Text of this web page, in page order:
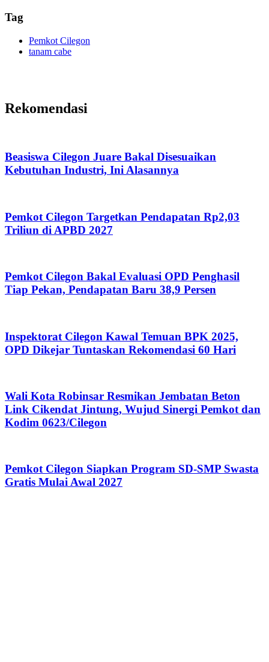
Tag
Pemkot Cilegon
tanam cabe
Rekomendasi
Beasiswa Cilegon Juare Bakal Disesuaikan
Kebutuhan Industri, Ini Alasannya
Pemkot Cilegon Targetkan Pendapatan Rp2,03
Triliun di APBD 2027
Pemkot Cilegon Bakal Evaluasi OPD Penghasil
Tiap Pekan, Pendapatan Baru 38,9 Persen
Inspektorat Cilegon Kawal Temuan BPK 2025,
OPD Dikejar Tuntaskan Rekomendasi 60 Hari
Wali Kota Robinsar Resmikan Jembatan Beton
Link Cikendat Jintung, Wujud Sinergi Pemkot dan
Kodim 0623/Cilegon
Pemkot Cilegon Siapkan Program SD-SMP Swasta
Gratis Mulai Awal 2027